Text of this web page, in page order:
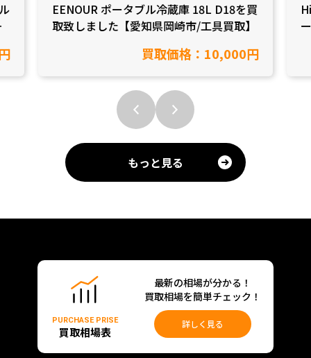
EENOUR ポータブル冷蔵庫 18L D18を買
取致しました【愛知県岡崎市/工具買取】
買取価格：10,000円
もっと見る
PURCHASE PRISE
買取相場表
最新の相場が分かる！
買取相場を簡単チェック！
詳しく見る